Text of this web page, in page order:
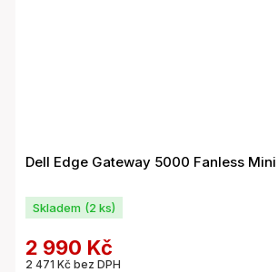
Dell Edge Gateway 5000 Fanless Mini
Skladem (2 ks)
2 471 Kč bez DPH
2 990 Kč